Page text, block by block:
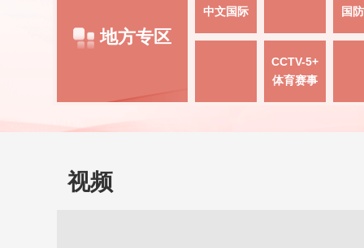
地方专区
中文国际
国
CCTV-5+
体育赛事
视频